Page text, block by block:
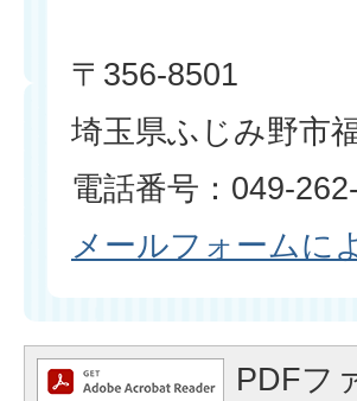
〒356-8501
埼玉県ふじみ野市
電話番号：049-
メールフォームに
PDFフ